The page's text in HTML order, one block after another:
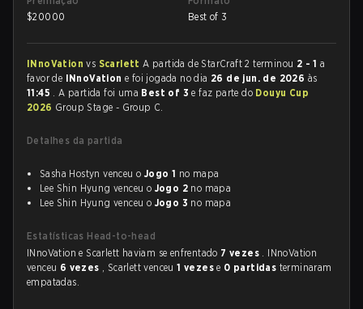
$20000
Best of 3
INnoVationvs ScarlettA partida de StarCraft 2 terminou 2 - 1 a
favor de INnoVatione foi jogada no dia 26 de jun. de 2026 às
11:45 . A partida foi uma Best of 3e faz parte do Douyu Cup
2026 Group Stage - Group C.
Detalhes da partida
Sasha Hostyn venceu o Jogo 1 no mapa
Lee Shin Hyung venceu o Jogo 2 no mapa
Lee Shin Hyung venceu o Jogo 3 no mapa
Estatísticas Head-to-head
INnoVation e Scarlett haviam se enfrentado 7 vezes . INnoVation
venceu 6 vezes , Scarlett venceu1 vezese 0 partidas terminaram
empatadas.